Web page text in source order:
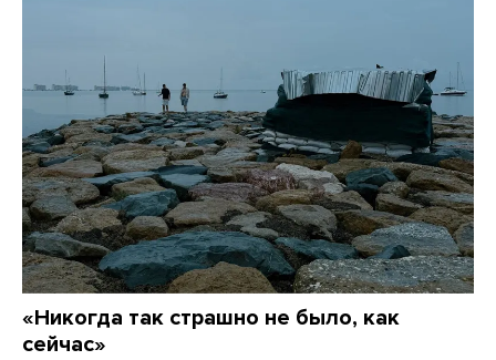
«Никогда так страшно не было, как
сейчас»